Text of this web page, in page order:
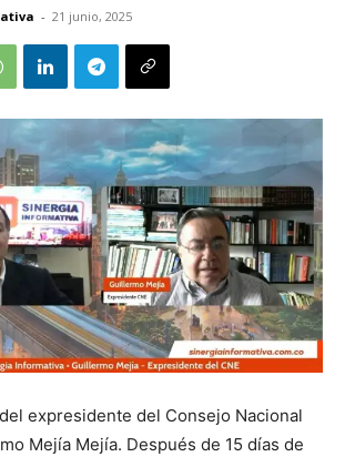
- 21 junio, 2025
expresidente del Consejo Nacional
Mejía Mejía. Después de 15 días de